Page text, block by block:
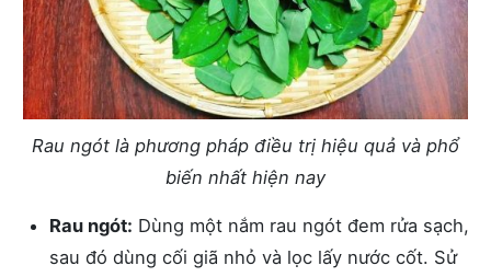
Rau ngót là phương pháp điều trị hiệu quả và phổ
biến nhất hiện nay
Rau ngót: Dùng một nắm rau ngót đem rửa sạch,
sau đó dùng cối giã nhỏ và lọc lấy nước cốt. Sử